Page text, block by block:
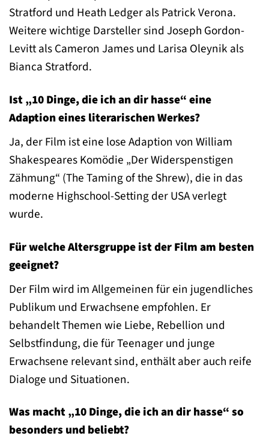
Stratford und Heath Ledger als Patrick Verona.
Weitere wichtige Darsteller sind Joseph Gordon-
Levitt als Cameron James und Larisa Oleynik als
Bianca Stratford.
Ist „10 Dinge, die ich an dir hasse“ eine
Adaption eines literarischen Werkes?
Ja, der Film ist eine lose Adaption von William
Shakespeares Komödie „Der Widerspenstigen
Zähmung“ (The Taming of the Shrew), die in das
moderne Highschool-Setting der USA verlegt
wurde.
Für welche Altersgruppe ist der Film am besten
geeignet?
Der Film wird im Allgemeinen für ein jugendliches
Publikum und Erwachsene empfohlen. Er
behandelt Themen wie Liebe, Rebellion und
Selbstfindung, die für Teenager und junge
Erwachsene relevant sind, enthält aber auch reife
Dialoge und Situationen.
Was macht „10 Dinge, die ich an dir hasse“ so
besonders und beliebt?